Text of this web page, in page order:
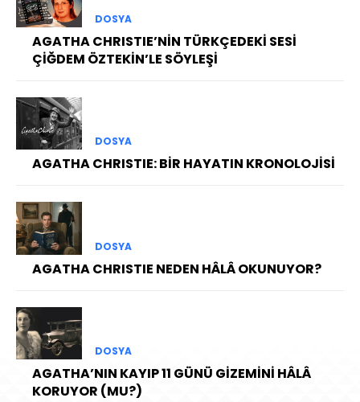
DOSYA
AGATHA CHRISTIE’NİN TÜRKÇEDEKİ SESİ
ÇİĞDEM ÖZTEKİN’LE SÖYLEŞİ
DOSYA
AGATHA CHRISTIE: BİR HAYATIN KRONOLOJİSİ
DOSYA
AGATHA CHRISTIE NEDEN HÂLÂ OKUNUYOR?
DOSYA
AGATHA’NIN KAYIP 11 GÜNÜ GİZEMİNİ HÂLÂ
KORUYOR (MU?)